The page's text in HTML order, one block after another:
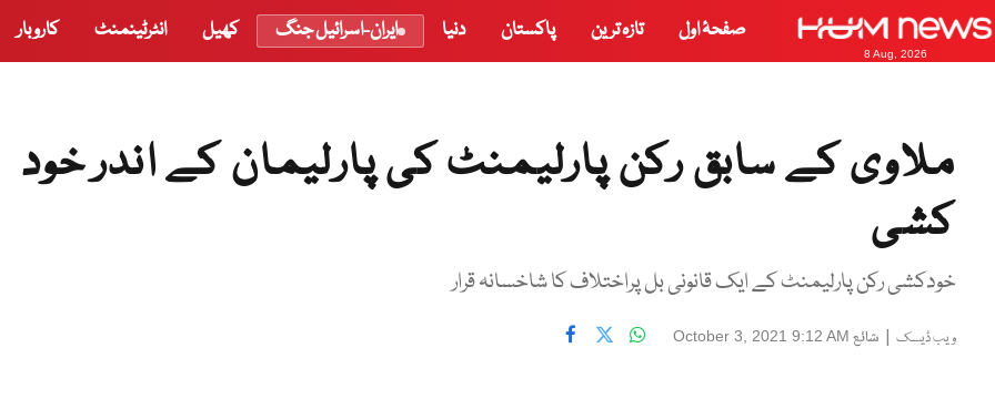
8 Aug, 2026
صفحۂ اول تازہ ترین پاکستان دنیا ایران-اسرائیل جنگ کھیل انٹرٹینمنٹ کاروبار
ملاوی کے سابق رکن پارلیمنٹ کی پارلیمان کے اندر خود
کشی
خودکشی رکن پارلیمنٹ کے ایک قانونی بل پراختلاف کا شاخسانہ قرار
ویب ڈیسک | شائع October 3, 2021 9:12 AM